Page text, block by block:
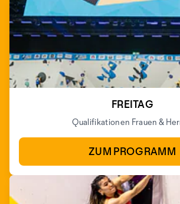
FREITAG
Qualifikationen Frauen &
ZUM PROGRAMM